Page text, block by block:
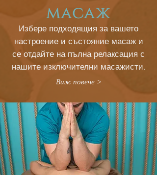
масаж
Избере подходящия за вашето
настроение и състояние масаж и
се отдайте на пълна релаксация с
нашите изключителни масажисти.
Виж повече >